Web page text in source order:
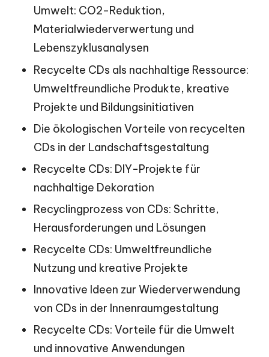
Umwelt: CO2-Reduktion,
Materialwiederverwertung und
Lebenszyklusanalysen
Recycelte CDs als nachhaltige Ressource:
Umweltfreundliche Produkte, kreative
Projekte und Bildungsinitiativen
Die ökologischen Vorteile von recycelten
CDs in der Landschaftsgestaltung
Recycelte CDs: DIY-Projekte für
nachhaltige Dekoration
Recyclingprozess von CDs: Schritte,
Herausforderungen und Lösungen
Recycelte CDs: Umweltfreundliche
Nutzung und kreative Projekte
Innovative Ideen zur Wiederverwendung
von CDs in der Innenraumgestaltung
Recycelte CDs: Vorteile für die Umwelt
und innovative Anwendungen